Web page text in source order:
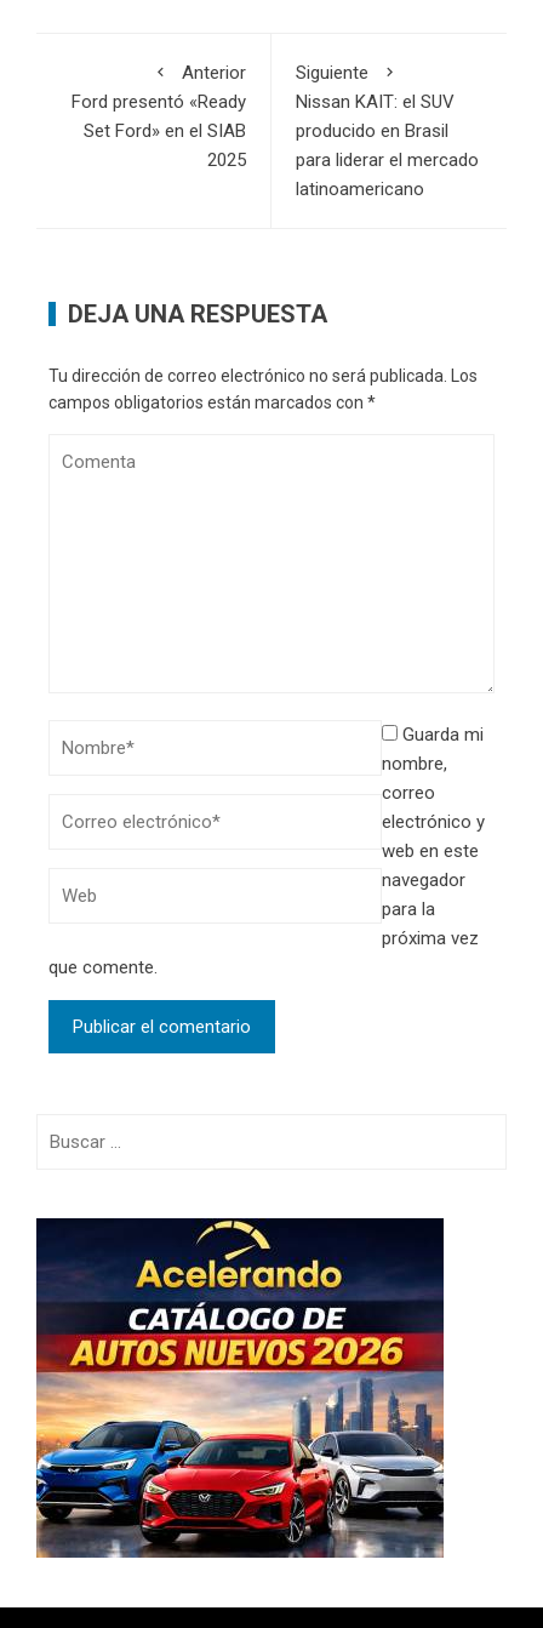
Anterior
Ford presentó «Ready
Set Ford» en el SIAB
2025
Siguiente
Nissan KAIT: el SUV
producido en Brasil
para liderar el mercado
latinoamericano
DEJA UNA RESPUESTA
Tu dirección de correo electrónico no será publicada.
Los
campos obligatorios están marcados con *
Guarda mi
nombre,
correo
electrónico y
web en este
navegador
para la
próxima vez
que comente.